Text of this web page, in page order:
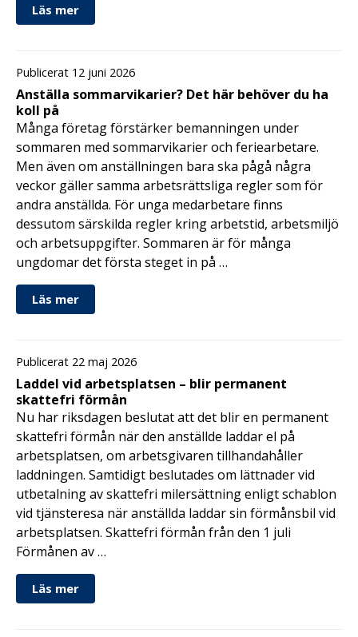
Läs mer
Publicerat 12 juni 2026
Anställa sommarvikarier? Det här behöver du ha
koll på
Många företag förstärker bemanningen under
sommaren med sommarvikarier och feriearbetare.
Men även om anställningen bara ska pågå några
veckor gäller samma arbetsrättsliga regler som för
andra anställda. För unga medarbetare finns
dessutom särskilda regler kring arbetstid, arbetsmiljö
och arbetsuppgifter. Sommaren är för många
ungdomar det första steget in på …
Läs mer
Publicerat 22 maj 2026
Laddel vid arbetsplatsen – blir permanent
skattefri förmån
Nu har riksdagen beslutat att det blir en permanent
skattefri förmån när den anställde laddar el på
arbetsplatsen, om arbetsgivaren tillhandahåller
laddningen. Samtidigt beslutades om lättnader vid
utbetalning av skattefri milersättning enligt schablon
vid tjänsteresa när anställda laddar sin förmånsbil vid
arbetsplatsen. Skattefri förmån från den 1 juli
Förmånen av …
Läs mer